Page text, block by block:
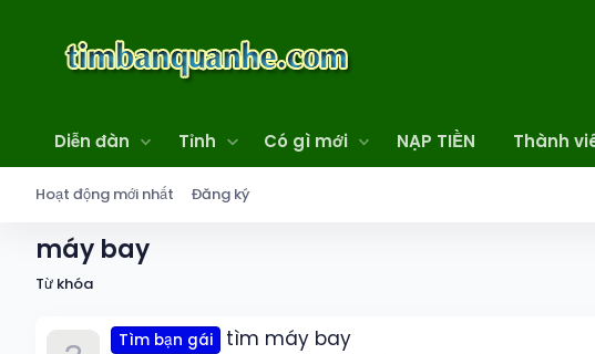
Diễn đàn Tỉnh Có gì mới NẠP TIỀN Thành
Hoạt động mới nhất Đăng ký
máy bay
Từ khóa
Tìm bạn gái tìm máy bay